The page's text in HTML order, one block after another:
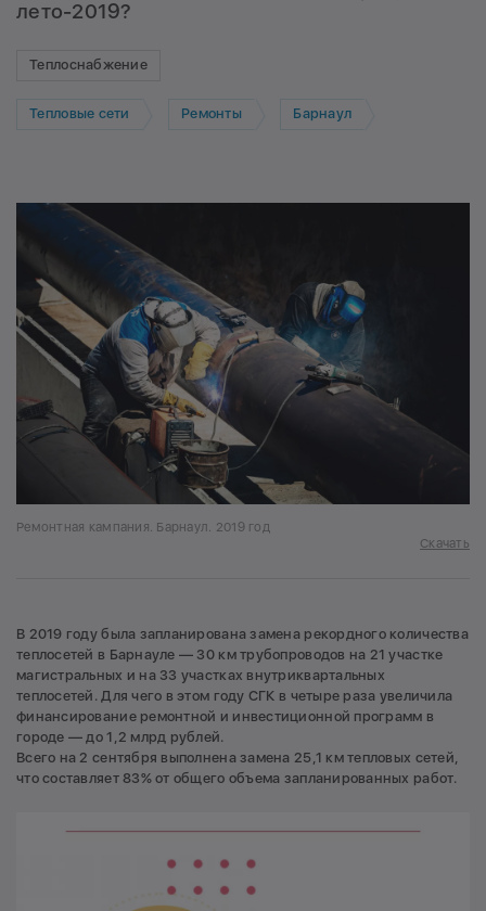
лето-2019?
Теплоснабжение
Тепловые сети Ремонты Барнаул
Ремонтная кампания. Барнаул. 2019 год
Скачать
В 2019 году была запланирована замена рекордного количества
теплосетей в Барнауле — 30 км трубопроводов на 21 участке
магистральных и на 33 участках внутриквартальных
теплосетей. Для чего в этом году СГК в четыре раза увеличила
финансирование ремонтной и инвестиционной программ в
городе — до 1,2 млрд рублей.
Всего на 2 сентября выполнена замена 25,1 км тепловых сетей,
что составляет 83% от общего объема запланированных работ.